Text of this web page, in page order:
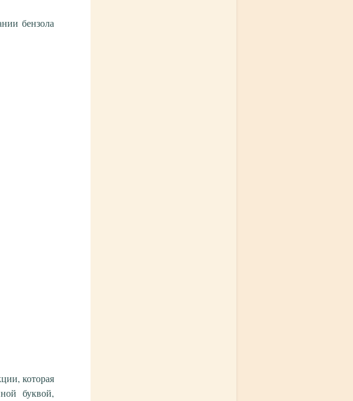
бензола
которая
буквой,